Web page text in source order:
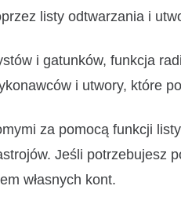
listy odtwarzania i
i gatunków, funkcja
i utwory, które
za pomocą funkcji
Jeśli potrzebujesz
własnych kont.